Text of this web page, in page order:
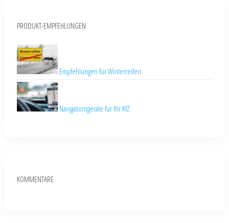
PRODUKT-EMPFEHLUNGEN
Empfehlungen für Winterreifen
Navigationsgeräte für Ihr KfZ
KOMMENTARE